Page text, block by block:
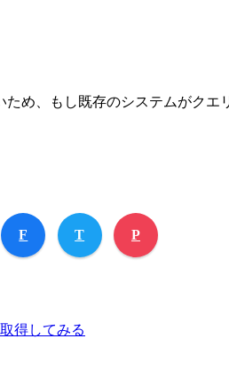
め、もし既存のシステムがク
F T P
得してみる